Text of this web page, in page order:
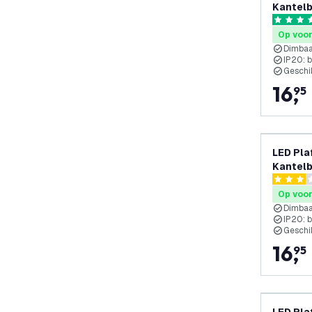
5 score
Op
IP20:
16,
95
LED
3 score
Op
IP20:
16,
95